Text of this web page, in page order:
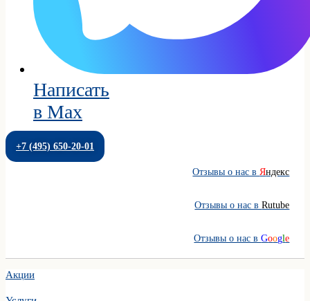
Написать
в Max
+7 (495) 650-20-01
Отзывы о нас вЯндекс
Отзывы о нас вRutube
Отзывы о нас вGoogle
Акции